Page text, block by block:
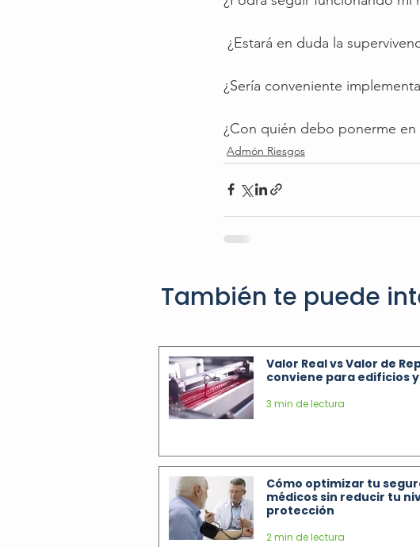
¿Estará en duda la
¿Sería conveniente
¿Con quién debo ponerme
Admón Riesgos
También te puede
Valor Real vs Valor de
conviene para edificios
3 min de lectura
Cómo optimizar tu
médicos sin reducir tu
protección
2 min de lectura